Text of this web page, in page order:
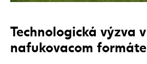
Technologická výzva v
nafukovacom formáte